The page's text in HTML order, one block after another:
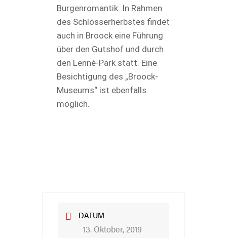
Burgenromantik. In Rahmen
des Schlösserherbstes findet
auch in Broock eine Führung
über den Gutshof und durch
den Lenné-Park statt. Eine
Besichtigung des „Broock-
Museums“ ist ebenfalls
möglich.
DATUM
13. Oktober, 2019